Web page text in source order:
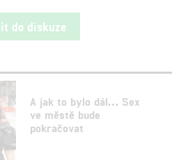
do diskuze
A jak to bylo dál… Sex
ve městě bude
pokračovat